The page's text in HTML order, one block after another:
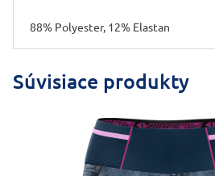
88% Polyester, 12% Elastan
Súvisiace produkty